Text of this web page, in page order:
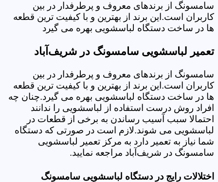
سامسونگ از برندهای معروف و پرطرفدار در بین
کاربران است.این برند از بهترین و با کیفیت ترین قطعه
ها در ساخت دستگاه لباسشویی بهره می گیرد
تعمیر لباسشویی سامسونگ در شریف‌آباد
سامسونگ از برندهای معروف و پرطرفدار در بین
کاربران است.این برند از بهترین و با کیفیت ترین قطعه
ها در ساخت دستگاه لباسشویی بهره می گیرد.چنان چه
افراد روش درست استفاده از لباسشویی را ندانند
احتمالا سبب آسیب رساندن به برخی از قطعات در
لباسشویی می شوند.لازم است در صورتی که دستگاه
شما نیاز به تعمیر دارد به مرکز تعمیر لباسشویی
سامسونگ در شریف‌آباد مراجعه نمایید.
اختلالات رایج در دستگاه لباسشویی سامسونگ